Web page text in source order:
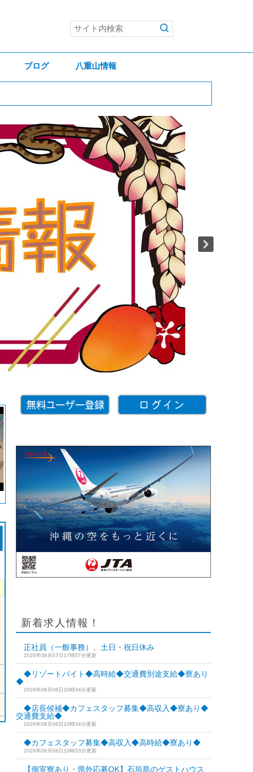
ブログ 八重山情報
内盛商店
与座英信さん キャ
ロリーヌ・セ…
八重山手帳2025 デ
新着求人情報！
正社員（一般事務）、土日・祝日休み
2026年08月07日17時57分更新
◆リゾートバイト◆高時給◆交通費別途支給◆寮あり
◆
2026年08月06日10時34分更新
◆店長候補◆カフェスタッフ募集◆高収入◆寮あり◆
交通費支給◆
2026年08月06日10時34分更新
◆カフェスタッフ募集◆高収入◆高時給◆寮あり◆
2026年08月06日10時33分更新
【個室寮あり・県外応募OK】石垣島のゲストハウス